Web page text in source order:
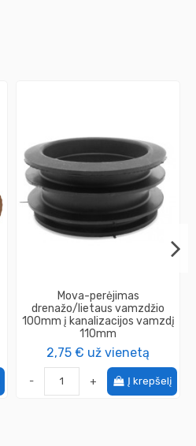
Mova-perėjimas
drenažo/lietaus vamzdžio
100mm į kanalizacijos vamzdį
110mm
2,75 € už vienetą
- + Į krepšelį